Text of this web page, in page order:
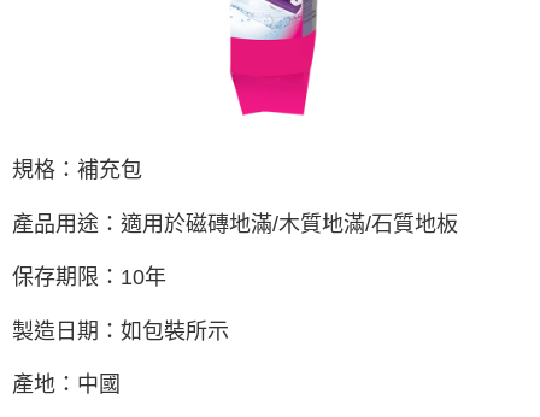
恩沛科技股份有限公司將有權停止該用戶之使用額度並採取法律行動。
規格：補充包
產品用途：適用於磁磚地滿/木質地滿/石質地板
保存期限： 10年
製造日期：如包裝所示
產地：中國